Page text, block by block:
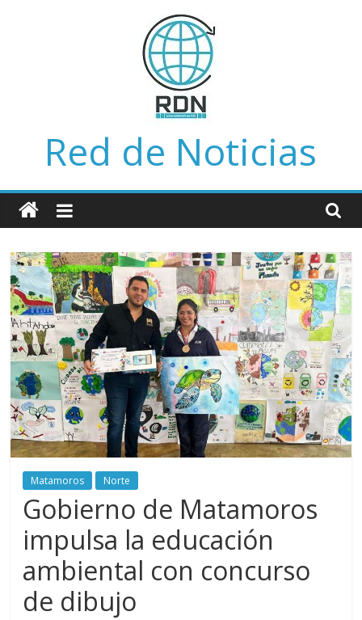
Red de Noticias
Matamoros Norte
Gobierno de Matamoros
impulsa la educación
ambiental con concurso
de dibujo